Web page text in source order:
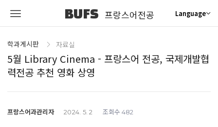
BUFS 프랑스어전공 Language
학과게시판 자료실
5월 Library Cinema - 프랑스어 전공, 국제개발협
력전공 추천 영화 상영
프랑스어과관리자 2024. 5. 2 조회수 482